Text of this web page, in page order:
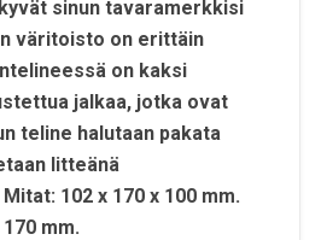
sinun tavaramerkkisi
väritoisto on erittäin
on kaksi
jalkaa, jotka ovat
teline halutaan pakata
litteänä
102 x 170 x 100 mm.
mm.